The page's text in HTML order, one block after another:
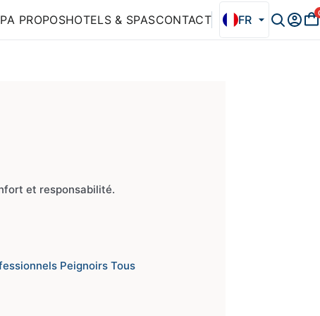
A PROPOSHOTELS & SPASCONTACT FR
et responsabilité.
Peignoirs Tous